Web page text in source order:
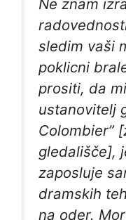
Ne znam
sledim vaši
poklicni
prositi, da
ustanovitelj
Colombier”
gledališče],
zaposluje
dramskih
na oder.